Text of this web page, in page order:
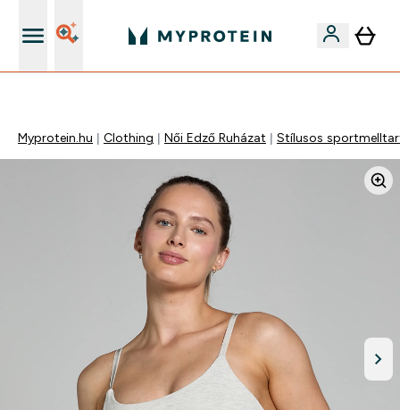
Myprotein.hu Clothing Női Edző Ruházat Stílusos